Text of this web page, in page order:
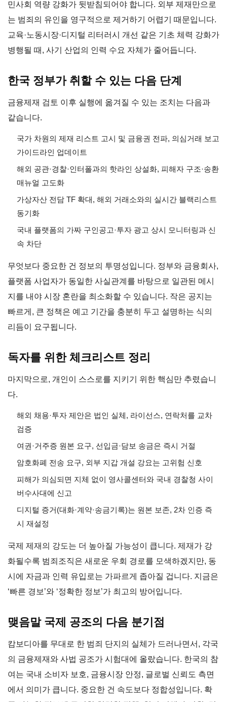
민사회 역량 강화가 뒷받침되어야 합니다. 외부 제재만으로
는 범죄의 유인을 영구적으로 제거하기 어렵기 때문입니다.
교육·노동시장·디지털 리터러시 개선 같은 기초 체력 강화가
병행될 때, 사기 산업의 인력 수요 자체가 줄어듭니다.
한국 정부가 취할 수 있는 다음 단계
금융제재 검토 이후 실행에 옮겨질 수 있는 조치는 다음과
같습니다.
국가 차원의 제재 리스트 고시 및 금융권 전파, 의심거래 보고
가이드라인 업데이트
해외 공관·경찰·인터폴과의 핫라인 상설화, 피해자 구조·송환
매뉴얼 고도화
가상자산 전담 TF 확대, 해외 거래소와의 실시간 블랙리스트
동기화
국내 플랫폼의 가짜 구인공고·투자 광고 상시 모니터링과 신
속 차단
무엇보다 중요한 건 정보의 투명성입니다. 정부와 금융회사,
플랫폼 사업자가 동일한 사실관계를 바탕으로 일관된 메시
지를 내야 시장 혼란을 최소화할 수 있습니다. 작은 공지는
빠르게, 큰 정책은 예고 기간을 충분히 두고 설명하는 식의
리듬이 요구됩니다.
독자를 위한 체크리스트 정리
마지막으로, 개인이 스스로를 지키기 위한 핵심만 추렸습니
다.
해외 채용·투자 제안은 법인 실체, 라이선스, 연락처를 교차
검증
여권·거주증 원본 요구, 선입금·담보 송금은 즉시 거절
암호화폐 전송 요구, 외부 지갑 개설 강요는 고위험 신호
피해가 의심되면 지체 없이 영사콜센터와 국내 경찰청 사이
버수사대에 신고
디지털 증거(대화·계약·송금기록)는 원본 보존, 2차 인증 즉
시 재설정
국제 제재의 강도는 더 높아질 가능성이 큽니다. 제재가 강
화될수록 범죄조직은 새로운 우회 경로를 모색하겠지만, 동
시에 자금과 인력 유입로는 가파르게 좁아질 겁니다. 지금은
‘빠른 경보’와 ‘정확한 정보’가 최고의 방어입니다.
맺음말 국제 공조의 다음 분기점
캄보디아를 무대로 한 범죄 단지의 실체가 드러나면서, 각국
의 금융제재와 사법 공조가 시험대에 올랐습니다. 한국의 참
여는 국내 소비자 보호, 금융시장 안정, 글로벌 신뢰도 측면
에서 의미가 큽니다. 중요한 건 속도보다 정합성입니다. 확